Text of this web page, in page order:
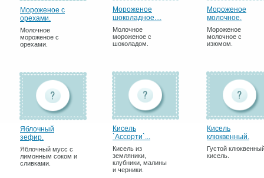
Мороженое с
орехами.
Молочное
мороженое с
орехами.
Мороженое
шоколадное....
Молочное
мороженое с
шоколадом.
Мороженое
молочное.
Мороженое
молочное с
изюмом.
Яблочный
зефир.
Яблочный мусс с
лимонным соком и
сливками.
Кисель
`Ассорти`...
Кисель из
земляники,
клубники, малины
и черники.
Кисель
клюквенный.
Густой
кисель.